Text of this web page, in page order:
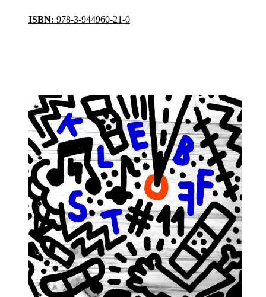
ISBN: 978-3-944960-21-0